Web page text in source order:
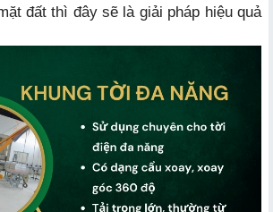
đất thì đây sẽ là giải pháp hiệu quả